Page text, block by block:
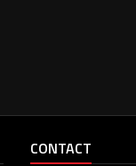
CONTACT